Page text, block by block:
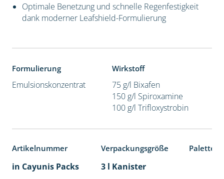
Optimale Benetzung und schnelle Regenfestigkeit
dank moderner Leafshield-Formulierung
Formulierung
Emulsionskonzentrat
Wirkstoff
75 g/l Bixafen
150 g/l Spiroxamine
100 g/l Trifloxystrobin
Artikelnummer Verpackungsgröße
in Cayunis Packs
3 l Kanister